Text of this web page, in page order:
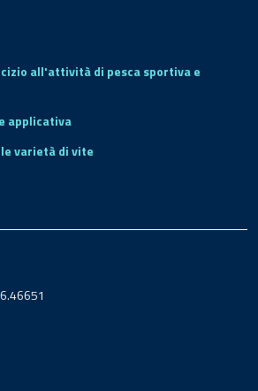
all'attività di pesca sportiva e
applicativa
varietà di vite